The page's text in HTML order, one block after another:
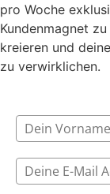
pro Woche
Kundenmagnet
kreieren und
zu verwirklichen.